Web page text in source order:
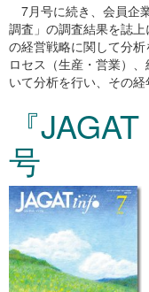
7月号に続き、会員企
調査」の調査結果を誌
の経営戦略に関して分
ロセス（生産・営業）
いて分析を行い、その
『
号